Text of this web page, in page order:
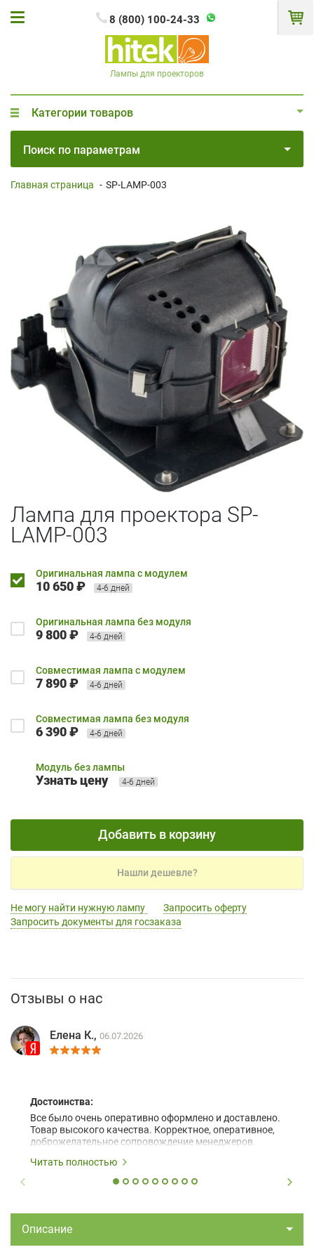
8 (800) 100-24-33
Лампы для проекторов
Категории товаров
Поиск по параметрам
Главная страница - SP-LAMP-003
Лампа для проектора SP-
LAMP-003
Оригинальная лампа с модулем
10 650 ₽ 4-6 дней
Оригинальная лампа без модуля
9 800 ₽ 4-6 дней
Совместимая лампа с модулем
7 890 ₽ 4-6 дней
Совместимая лампа без модуля
6 390 ₽ 4-6 дней
Модуль без лампы
Узнать цену 4-6 дней
Добавить в корзину
Нашли дешевле?
Не могу найти нужную лампу
Запросить оферту
Запросить документы для госзаказа
Отзывы о нас
Елена К., 06.07.2026
Достоинства:
Все было очень оперативно оформлено и доставлено.
Товар высокого качества. Корректное, оперативное,
доброжелательное сопровождение менеджеров.
Читать полностью
Описание